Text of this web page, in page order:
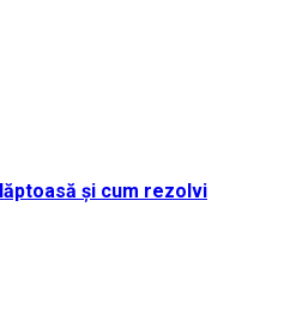
și cum rezolvi